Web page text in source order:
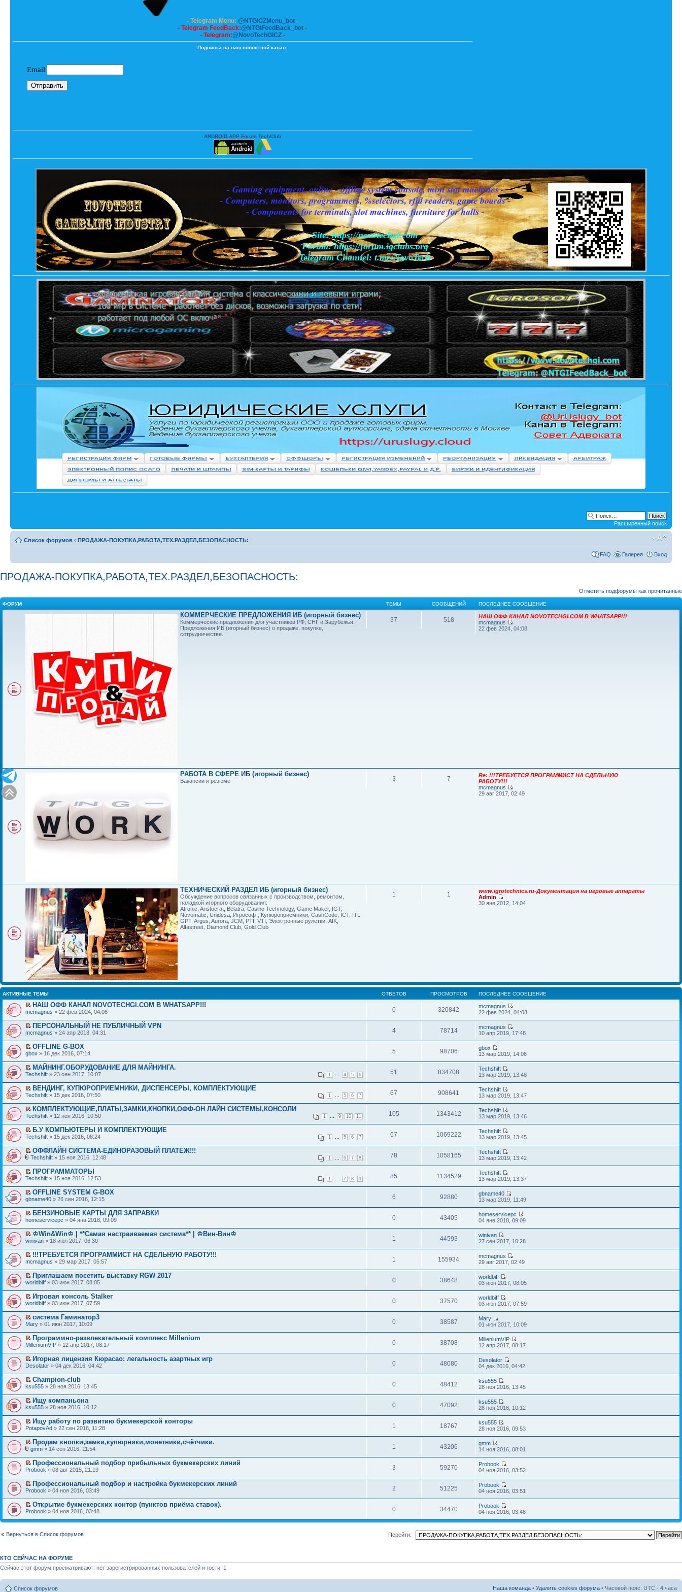
- Telegram Menu: @NTGICZMenu_bot-
- Telegram FeedBack:@NTGIFeedBack_bot -
- Telegram:@NovoTechGICZ-
Подписка на наш новостной канал:
ANDROID APP Forum TechClub
Расширенный поиск
Список форумов ‹ ПРОДАЖА-ПОКУПКА,РАБОТА,ТЕХ.РАЗДЕЛ,БЕЗОПАСНОСТЬ:
FAQ Галерея Вход
ПРОДАЖА-ПОКУПКА,РАБОТА,ТЕХ.РАЗДЕЛ,БЕЗОПАСНОСТЬ:
Отметить подфорумы как прочитанные
ФОРУМ ТЕМЫ СООБЩЕНИЙ ПОСЛЕДНЕЕ СООБЩЕНИЕ
КОММЕРЧЕСКИЕ ПРЕДЛОЖЕНИЯ ИБ (игорный бизнес)
Коммерческие предложения для участников РФ, СНГ и Зарубежья.
Предложения ИБ (игорный бизнес) о продаже, покупке,
сотрудничестве.
37 518
НАШ ОФФ КАНАЛ NOVOTECHGI.COM В WHATSAPP!!!
mcmagnus
22 фев 2024, 04:08
РАБОТА В СФЕРЕ ИБ (игорный бизнес)
Вакансии и резюме 3 7
Re: !!!ТРЕБУЕТСЯ ПРОГРАММИСТ НА СДЕЛЬНУЮ
РАБОТУ!!!
mcmagnus
29 авг 2017, 02:49
ТЕХНИЧЕСКИЙ РАЗДЕЛ ИБ (игорный бизнес)
Обсуждение вопросов связанных с производством, ремонтом,
наладкой игорного оборудования:
Atronic, Aristocrat, Belatra, Casino Technology, Game Maker, IGT,
Novomatic, Unidesa, Игрософт, Купюроприемники, CashCode, ICT, ITL,
GPT, Argus, Aurora, JCM, PTI, VTI, Электронные рулетки, AIK,
Alfastreet, Diamond Club, Gold Club
1 1
www.igrotechnics.ru-Документация на игровые аппараты
Admin
30 янв 2012, 14:04
АКТИВНЫЕ ТЕМЫ ОТВЕТОВ ПРОСМОТРОВ ПОСЛЕДНЕЕ СООБЩЕНИЕ
НАШ ОФФ КАНАЛ NOVOTECHGI.COM В WHATSAPP!!!
mcmagnus » 22 фев 2024, 04:08 0 320842
mcmagnus
22 фев 2024, 04:08
ПЕРСОНАЛЬНЫЙ НЕ ПУБЛИЧНЫЙ VPN
mcmagnus » 24 апр 2018, 04:31 4 78714
mcmagnus
10 апр 2019, 17:48
OFFLINE G-BOX
gbox » 16 дек 2016, 07:14 5 98706
gbox
13 мар 2019, 14:06
МАЙНИНГ.ОБОРУДОВАНИЕ ДЛЯ МАЙНИНГА.
1 4 5 6
Techshift » 23 сен 2017, 10:07 51 834708
Techshift
13 мар 2019, 13:48
ВЕНДИНГ, КУПЮРОПРИЕМНИКИ, ДИСПЕНСЕРЫ, КОМПЛЕКТУЮЩИЕ
1 5 6 7
Techshift » 15 дек 2016, 07:50 67 908641
Techshift
13 мар 2019, 13:47
КОМПЛЕКТУЮЩИЕ,ПЛАТЫ,ЗАМКИ,КНОПКИ,ОФФ-ОН ЛАЙН СИСТЕМЫ,КОНСОЛИ
1 9 10 11
Techshift » 12 ноя 2016, 10:50 105 1343412
Techshift
13 мар 2019, 13:46
Б.У КОМПЬЮТЕРЫ И КОМПЛЕКТУЮЩИЕ
1 5 6 7
Techshift » 15 дек 2016, 08:24 67 1069222
Techshift
13 мар 2019, 13:45
ОФФЛАЙН СИСТЕМА-ЕДИНОРАЗОВЫЙ ПЛАТЕЖ!!!
1 6 7 8
Techshift » 15 ноя 2016, 12:48 78 1058165
Techshift
13 мар 2019, 13:42
ПРОГРАММАТОРЫ
1 7 8 9
Techshift » 15 ноя 2016, 12:53 85 1134529
Techshift
13 мар 2019, 13:37
OFFLINE SYSTEM G-BOX
gbname40 » 26 сен 2016, 12:15 6 92880
gbname40
13 мар 2019, 11:49
БЕНЗИНОВЫЕ КАРТЫ ДЛЯ ЗАПРАВКИ
homeservicepc » 04 янв 2018, 09:09 0 43405
homeservicepc
04 янв 2018, 09:09
♔Win&Win♔ | **Самая настраиваемая система** | ♔Вин-Вин♔
winivan » 18 июл 2017, 06:30 1 44593
winivan
27 сен 2017, 10:28
!!!ТРЕБУЕТСЯ ПРОГРАММИСТ НА СДЕЛЬНУЮ РАБОТУ!!!
mcmagnus » 29 мар 2017, 05:57 1 155934
mcmagnus
29 авг 2017, 02:49
Приглашаем посетить выставку RGW 2017
worldbiff » 03 июн 2017, 08:05 0 38648
worldbiff
03 июн 2017, 08:05
Игровая консоль Stalker
worldbiff » 03 июн 2017, 07:59 0 37570
worldbiff
03 июн 2017, 07:59
система Гаминатор3
Mary » 01 июн 2017, 10:09 0 38587
Mary
01 июн 2017, 10:09
Программно-развлекательный комплекс Millenium
MilleniumVIP » 12 апр 2017, 08:17 0 38708
MilleniumVIP
12 апр 2017, 08:17
Игорная лицензия Кюрасао: легальность азартных игр
Desolator » 04 дек 2016, 04:42 0 48080
Desolator
04 дек 2016, 04:42
Champion-club
ksu555 » 28 ноя 2016, 13:45 0 48412
ksu555
28 ноя 2016, 13:45
Ищу компаньона
ksu555 » 28 ноя 2016, 10:12 0 47092
ksu555
28 ноя 2016, 10:12
Ищу работу по развитию букмекерской конторы
PotapovAd » 22 сен 2016, 11:28 1 18767
ksu555
28 ноя 2016, 09:53
Продам кнопки,замки,купюрники,монетники,счётчики.
gmm » 14 сен 2016, 11:54 1 43206
gmm
14 ноя 2016, 08:01
Профессиональный подбор прибыльных букмекеpcких линий
Probook » 08 авг 2015, 21:19 3 59270
Probook
04 ноя 2016, 03:52
Профессиональный подбор и настройка букмекеpcких линий
Probook » 04 ноя 2016, 03:49 2 51225
Probook
04 ноя 2016, 03:51
Открытие букмекерских контор (пунктов приёма ставок).
Probook » 04 ноя 2016, 03:48 0 34470
Probook
04 ноя 2016, 03:48
Вернуться в Список форумов Перейти:
КТО СЕЙЧАС НА ФОРУМЕ
Сейчас этот форум просматривают: нет зарегистрированных пользователей и гости: 1
Список форумов Наша команда • Удалить cookies форума • Часовой пояс: UTC - 4 часа